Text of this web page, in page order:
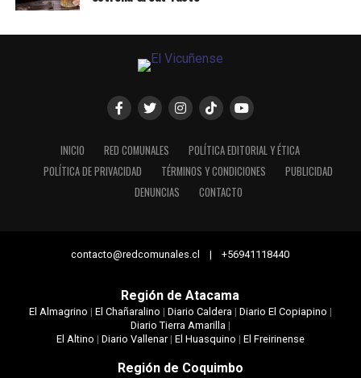
INICIO RED COMUNALES
POLÍTICA EDITORIAL Y ÉTICA
POLÍTICA DE PRIVACIDAD
TÉRMINOS Y CONDICIONES
PUBLICIDAD
DENUNCIAS
CONTACTO
contacto@redcomunales.cl | +56941118440
Región de Atacama
El Almagrino | El Chañaralino | Diario Caldera| Diario El Copiapino |
Diario Tierra Amarilla|
El Altino | Diario Vallenar| El Huasquino | El Freirinense
Región de Coquimbo